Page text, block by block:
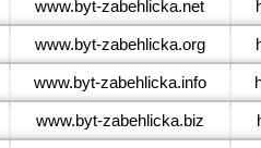
www.byt-zabehlicka.net
www.byt-zabehlicka.org
www.byt-zabehlicka.info
www.byt-zabehlicka.biz